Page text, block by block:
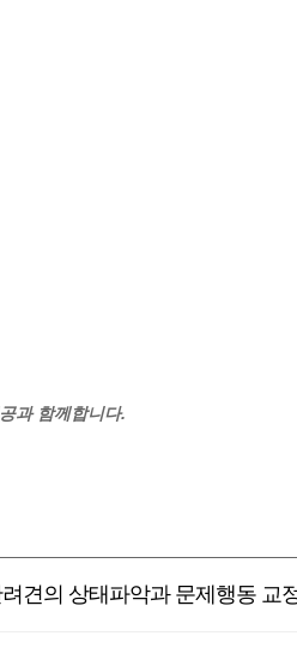
과 함께합니다.
견의 상태파악과 문제행동 교